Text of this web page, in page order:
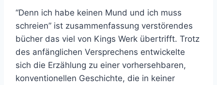
“Denn ich habe keinen Mund und ich muss
schreien” ist zusammenfassung verstörendes
bücher das viel von Kings Werk übertrifft. Trotz
des anfänglichen Versprechens entwickelte
sich die Erzählung zu einer vorhersehbaren,
konventionellen Geschichte, die in keiner